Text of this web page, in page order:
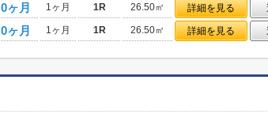
0ヶ月 1ヶ月 1R 26.50㎡ 詳細を見る
0ヶ月 1ヶ月 1R 26.50㎡ 詳細を見る